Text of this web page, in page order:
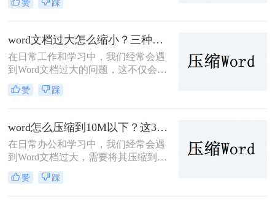
加。大型Word文件不仅占用存储空
便。幸运的是，有多种方法可以压缩
Word文件，减小其大小。那么Word文
件太大了怎么压缩呢？本文将介绍几
种实用的压缩方法。
赞 踩
word文档过大怎么缩小？三种值得收藏的压缩方法推荐给大家！
在日常工作和学习中，我们经常会遇
到Word文档过大的问题，这不仅会占
用大量的存储空间，而且在传输和共
享时也会带来诸多不便。那么word文
介绍几种方法来帮助你缩小Word文档
的大小。
赞 踩
word怎么压缩到10M以下？这3个方法教你word压缩文件大小
在日常办公和学习中，我们经常会遇
到Word文档过大，需要将其压缩到特
定大小以下的情况，比如10M。过大
的Word文档不仅占用存储空间，而且
赞 踩